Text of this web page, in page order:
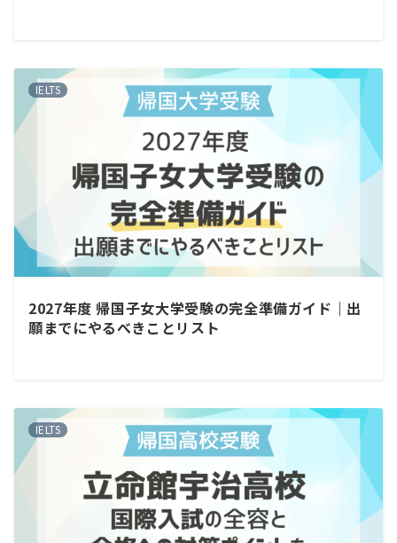
IELTS
2027年度 帰国子女大学受験の完全準備ガイド｜出
願までにやるべきことリスト
IELTS